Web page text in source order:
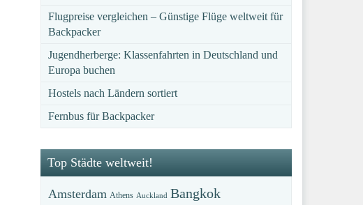
Flugpreise vergleichen – Günstige Flüge weltweit für
Backpacker
Jugendherberge: Klassenfahrten in Deutschland und
Europa buchen
Hostels nach Ländern sortiert
Fernbus für Backpacker
Top Städte weltweit!
Amsterdam Athens Auckland Bangkok